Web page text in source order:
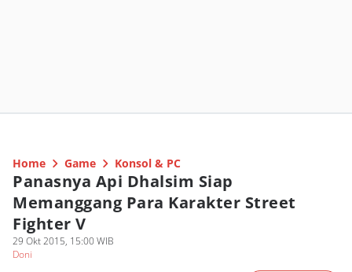
Home Game Konsol & PC
Panasnya Api Dhalsim Siap
Memanggang Para Karakter Street
Fighter V
29 Okt 2015, 15:00 WIB
Doni